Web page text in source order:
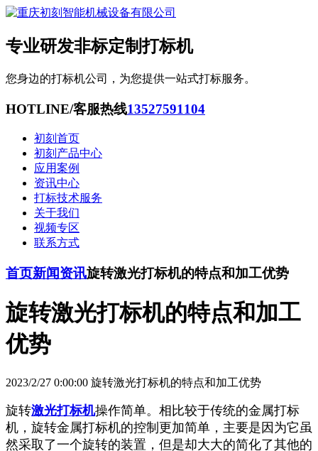
专业研发非标定制打标机
您身边的打标机公司，为您提供一站式打标服务。
HOTLINE/客服热线13527591104
初刻首页
初刻产品中心
应用案例
资讯中心
打标技术服务
关于我们
视频专区
联系方式
首页新闻资讯旋转激光打标机的特点和加工优势
旋转激光打标机的特点和加工
优势
2023/2/27 0:00:00 旋转激光打标机的特点和加工优势
旋转激光打标机操作简单。相比较于传统的金属打标
机，旋转金属打标机的控制更加简单，主要是因为它虽
然采取了一个旋转的装置，但是却大大的简化了其他的